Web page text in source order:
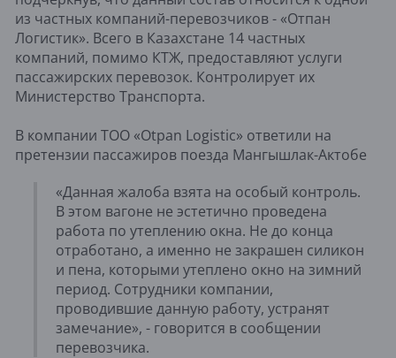
из частных компаний-перевозчиков - «Отпан
Логистик». Всего в Казахстане 14 частных
компаний, помимо КТЖ, предоставляют услуги
пассажирских перевозок. Контролирует их
Министерство Транспорта.
В компании ТОО «Otpan Logistic» ответили на
претензии пассажиров поезда Мангышлак-Актобе
«Данная жалоба взята на особый контроль.
В этом вагоне не эстетично проведена
работа по утеплению окна. Не до конца
отработано, а именно не закрашен силикон
и пена, которыми утеплено окно на зимний
период. Сотрудники компании,
проводившие данную работу, устранят
замечание», - говорится в сообщении
перевозчика.